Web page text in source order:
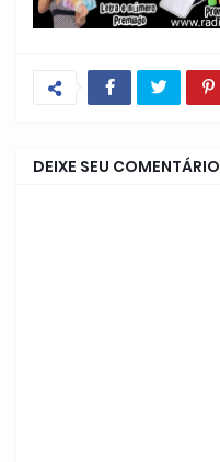
DEIXE SEU COMENTÁRIO